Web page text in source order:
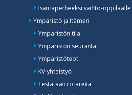
Isäntäperheeksi vaihto-oppilaalle
Ympäristö ja Itämeri
Ympäristön tila
Ympäristön seuranta
Ympäristöteot
KV-yhteistyö
Testataan rotareita